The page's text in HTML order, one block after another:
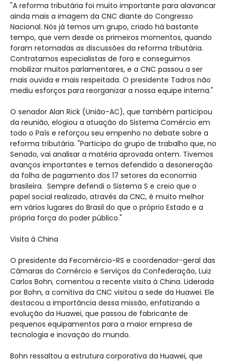
"A reforma tributária foi muito importante para alavancar
ainda mais a imagem da CNC diante do Congresso
Nacional. Nós já temos um grupo, criado há bastante
tempo, que vem desde os primeiros momentos, quando
foram retomadas as discussões da reforma tributária.
Contratamos especialistas de fora e conseguimos
mobilizar muitos parlamentares, e a CNC passou a ser
mais ouvida e mais respeitada. O presidente Tadros não
mediu esforços para reorganizar a nossa equipe interna."
O senador Alan Rick (União-AC), que também participou
da reunião, elogiou a atuação do Sistema Comércio em
todo o País e reforçou seu empenho no debate sobre a
reforma tributária. "Participo do grupo de trabalho que, no
Senado, vai analisar a matéria aprovada ontem. Tivemos
avanços importantes e temos defendido a desoneração
da folha de pagamento dos 17 setores da economia
brasileira. Sempre defendi o Sistema S e creio que o
papel social realizado, através da CNC, é muito melhor
em vários lugares do Brasil do que o próprio Estado e a
própria força do poder público."
Visita à China
O presidente da Fecomércio-RS e coordenador-geral das
Câmaras do Comércio e Serviços da Confederação, Luiz
Carlos Bohn, comentou a recente visita à China. Liderada
por Bohn, a comitiva da CNC visitou a sede da Huawei. Ele
destacou a importância dessa missão, enfatizando a
evolução da Huawei, que passou de fabricante de
pequenos equipamentos para a maior empresa de
tecnologia e inovação do mundo.
Bohn ressaltou a estrutura corporativa da Huawei, que